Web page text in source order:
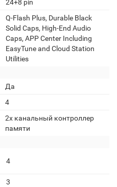
24+8 pin
Q-Flash Plus, Durable Black
Solid Caps, High-End Audio
Caps, APP Center Including
EasyTune and Cloud Station
Utilities
Да
4
2х канальный контроллер
памяти
4
3